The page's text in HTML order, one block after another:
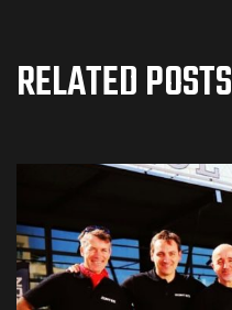
RELATED POSTS